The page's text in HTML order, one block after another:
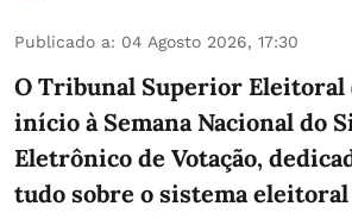
Publicado a: 04 Agosto 2026, 17:30
O Tribunal Superior Eleitoral
início à Semana Nacional do
Eletrônico de Votação,
tudo sobre o sistema